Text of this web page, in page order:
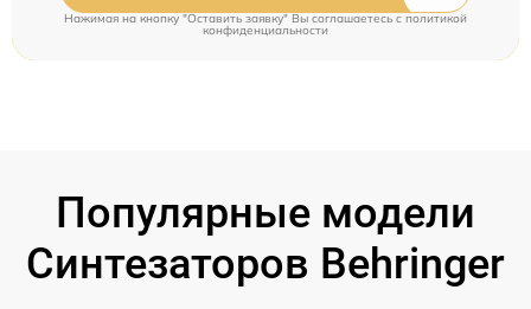
Нажимая на кнопку "Оставить заявку" Вы соглашаетесь cполитикой
конфиденциальности
Популярные модели
Синтезаторов Behringer